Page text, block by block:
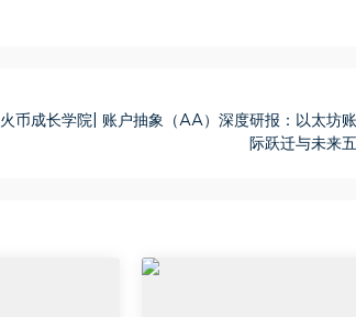
火币成长学院| 账户抽象（AA）深度研报：以太坊
际跃迁与未来